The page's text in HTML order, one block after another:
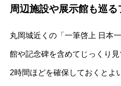
周辺施設や展示館も巡
丸岡城近くの「一筆啓上 日本
館や記念碑を含めてじっくり
2時間ほどを確保しておくとよ